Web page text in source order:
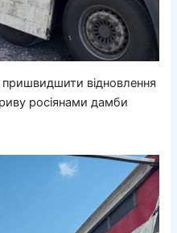
відновлення
росіянами дамби